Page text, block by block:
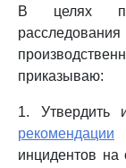
В целях
приказываю:
1. Утвердить
рекомендации
инцидентов на